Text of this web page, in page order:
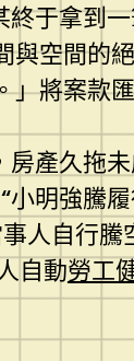
于拿到
空間的
」將案款
產久拖
小明強騰
人自行
自動勞工